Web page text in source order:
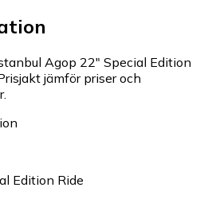
Agop 22″ Special Edition
jämför priser och
Edition Ride